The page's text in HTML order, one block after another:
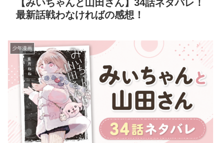
【みいちゃんと山田さん】34話ネタバレ！
最新話戦わなければの感想！
少年漫画